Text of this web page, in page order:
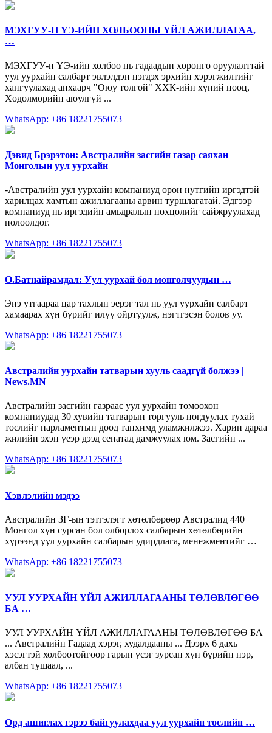
МЭХГУУ-Н ҮЭ-ИЙН ХОЛБООНЫ ҮЙЛ АЖИЛЛАГАА,
…
МЭХГУУ-н ҮЭ-ийн холбоо нь гадаадын хөрөнгө оруулалттай
уул уурхайн салбарт эвлэлдэн нэгдэх эрхийн хэрэгжилтийг
хангуулахад анхаарч "Оюу толгой" ХХК-ийн хүний нөөц,
Хөдөлмөрийн аюулгүй ...
WhatsApp: +86 18221755073
Дэвид Брэрэтон: Австралийн засгийн газар саяхан
Монголын уул уурхайн
-Австралийн уул уурхайн компаниуд орон нутгийн иргэдтэй
харилцах хамтын ажиллагааны арвин туршлагатай. Эдгээр
компаниуд нь иргэдийн амьдралын нөхцөлийг сайжруулахад
нөлөөлдөг.
WhatsApp: +86 18221755073
О.Батнайрамдал: Уул уурхай бол монголчуудын …
Энэ утгаараа цар тахлын эерэг тал нь уул уурхайн салбарт
хамаарах хүн бүрийг илүү ойртуулж, нэгтгэсэн болов уу.
WhatsApp: +86 18221755073
Австралийн уурхайн татварын хууль саадгүй болжээ |
News.MN
Австралийн засгийн газраас уул уурхайн томоохон
компаниудад 30 хувийн татварын торгууль ногдуулах тухай
төслийг парламентын доод танхимд уламжилжээ. Харин дараа
жилийн эхэн үеэр дээд сенатад дамжуулах юм. Засгийн ...
WhatsApp: +86 18221755073
Хэвлэлийн мэдээ
Австралийн ЗГ-ын тэтгэлэгт хөтөлбөрөөр Австралид 440
Монгол хүн сурсан бол олборлох салбарын хөтөлбөрийн
хүрээнд уул уурхайн салбарын удирдлага, менежментийг …
WhatsApp: +86 18221755073
УУЛ УУРХАЙН ҮЙЛ АЖИЛЛАГААНЫ ТӨЛӨВЛӨГӨӨ
БА …
УУЛ УУРХАЙН ҮЙЛ АЖИЛЛАГААНЫ ТӨЛӨВЛӨГӨӨ БА
... Австралийн Гадаад хэрэг, худалдааны ... Дээрх 6 дахь
хэсэгтэй холбоотойгоор гарын үсэг зурсан хүн бүрийн нэр,
албан тушаал, ...
WhatsApp: +86 18221755073
Орд ашиглах гэрээ байгуулахдаа уул уурхайн төслийн …